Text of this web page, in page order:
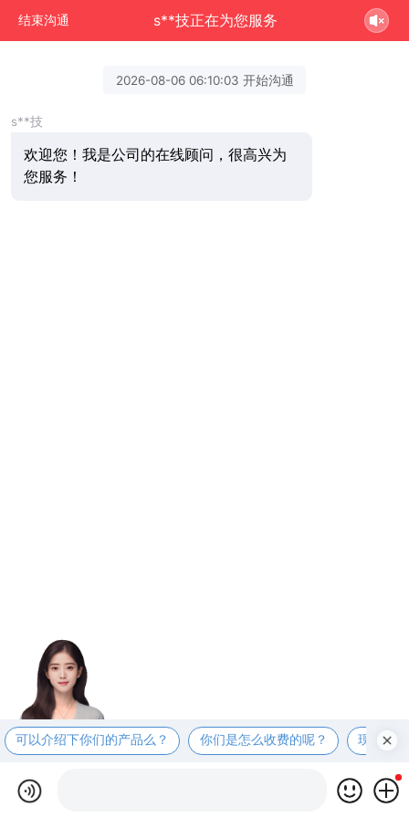
结束沟通 s**技正在为您服务
2026-08-06 06:10:03 开始沟通
s**技
欢迎您！我是公司的在线顾问，很高兴为
您服务！
可以介绍下你们的产品么？ 你们是怎么收费的呢？ 现在有